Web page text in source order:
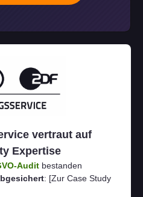
vertraut auf
Expertise
Audit bestanden
: [Zur Case Study